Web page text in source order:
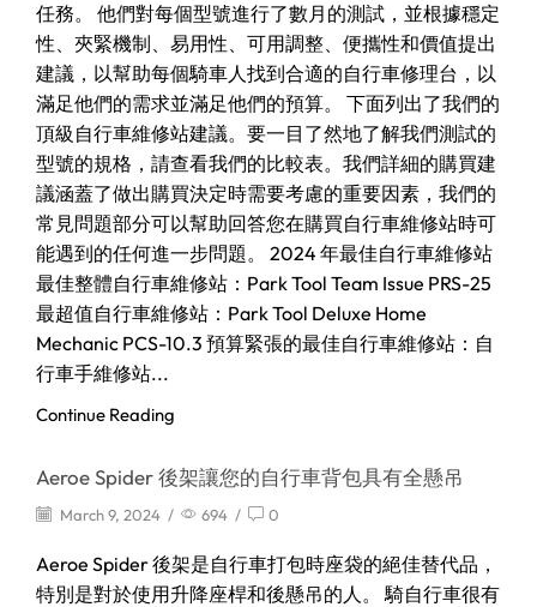
任務。 他們對每個型號進行了數月的測試，並根據穩定
性、夾緊機制、易用性、可用調整、便攜性和價值提出
建議，以幫助每個騎車人找到合適的自行車修理台，以
滿足他們的需求並滿足他們的預算。 下面列出了我們的
頂級自行車維修站建議。要一目了然地了解我們測試的
型號的規格，請查看我們的比較表。我們詳細的購買建
議涵蓋了做出購買決定時需要考慮的重要因素，我們的
常見問題部分可以幫助回答您在購買自行車維修站時可
能遇到的任何進一步問題。 2024 年最佳自行車維修站
最佳整體自行車維修站：Park Tool Team Issue PRS-25
最超值自行車維修站：Park Tool Deluxe Home
Mechanic PCS-10.3 預算緊張的最佳自行車維修站：自
行車手維修站...
Continue Reading
Aeroe Spider 後架讓您的自行車背包具有全懸吊
March 9, 2024 / 694 / 0
Aeroe Spider 後架是自行車打包時座袋的絕佳替代品，
特別是對於使用升降座桿和後懸吊的人。 騎自行車很有